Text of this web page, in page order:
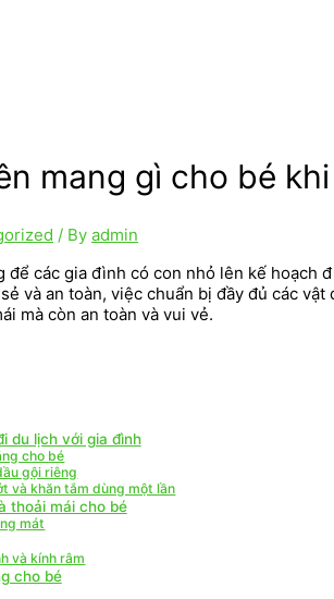
mang gì cho bé
/ By admin
để các gia đình có con nhỏ lên kế
và an toàn, việc chuẩn bị đầy đủ các
mà còn an toàn và vui vẻ.
du lịch với gia đình
cho bé
gội riêng
và khăn tắm dùng một lần
thoải mái cho bé
mát
và kính râm
cho bé